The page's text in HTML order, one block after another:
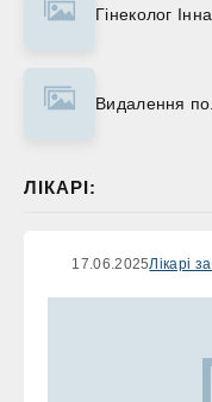
Гінеколог
Видалення
ЛІКАРІ:
17.06.2025Лікарі